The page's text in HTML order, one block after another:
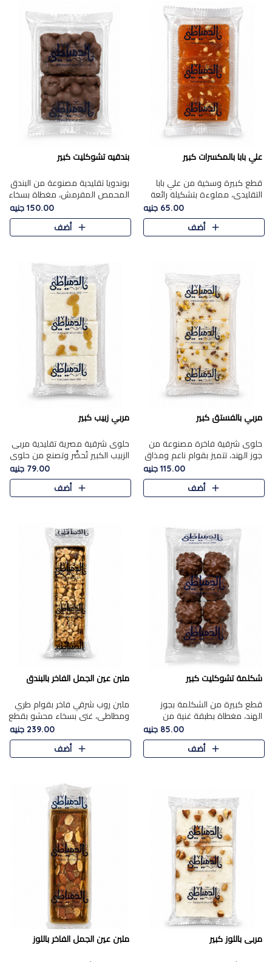
علي بابا بالمكسرات كبير
قطع كبيرة وسخية من علي بابا
التقليدي، مملوءة بتشكيلة رائعة
من المكسرات المحمصة المحمرة.
65.00 جنيه
أضف
بندقيه تشوكليت كبير
بوندويا تقليدية مصنوعة من البندق
المحمص المقرمش، مغطاة بسخاء
بشوكولاتة فاخرة غنية لتحقيق
التوازن المثالي بين قوام القرمشة
ونكهة الشوكولاتة ا..
150.00 جنيه
أضف
مربي بالفستق كبير
حلوى شرقية فاخرة مصنوعة من
جوز الهند، تتميز بقوام ناعم ومذاق
غني، وتزين بقطع من الفستق
الفاخر التي تضيف عليها قرمشة
115.00 جنيه
أضف
مربي زبيب كبير
حلوى شرقية مصرية تقليدية مربى
الزبيب الكبير تُحضَّر وتصنع من حلوي
جوز الهند باسد بقوام طري ومذاق
غني، وتُزين وتغطا بحبات الزبيب
الذهبي التي ..
79.00 جنيه
أضف
شكلمة تشوكليت كبير
قطع كبيرة من الشكلمة بجوز
الهند، مغطاة بطبقة غنية من
الشوكولاتة الفاخرة لتجمع بين
القوام الطري من الداخل مركز جوز
الهند المطاطي والمذاق الغن..
85.00 جنيه
أضف
ملبن عين الجمل الفاخر بالبندق
ملبن روب شرقي فاخر بقوام طري
ومطاطي، غني بسخاء محشو بقطع
عين الجمل والبندق المحمص التي
تضيف قرمشة مميزة مُرضية
ونكهة جوزية غنية في كل
239.00 جنيه
أضف
مربى باللوز كبير ملبن عين الجمل الفاخر باللوز